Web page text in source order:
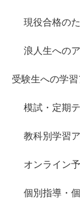
現役合格の
浪人生への
受験生への学
模試・定期
教科別学習
オンライン
個別指導・